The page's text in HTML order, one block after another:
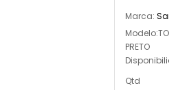
Marca:
PRETO
Qtd